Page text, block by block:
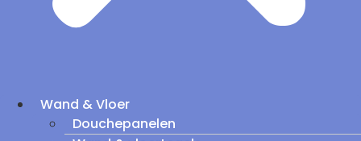
Wand & Vloer
Douchepanelen